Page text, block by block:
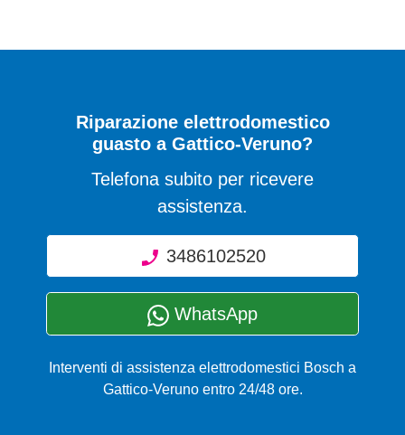
Riparazione elettrodomestico
guasto a Gattico-Veruno?
Telefona subito per ricevere
assistenza.
3486102520
WhatsApp
Interventi di assistenza elettrodomestici Bosch a
Gattico-Veruno entro 24/48 ore.